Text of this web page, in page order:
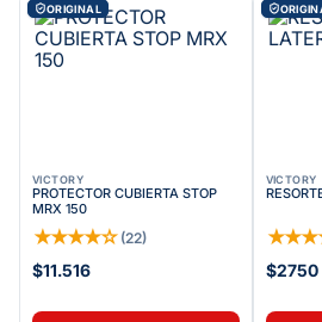
ORIGINAL
VICTORY
PROTECTOR CUBIERTA STOP
MRX 150
★★★★☆ (22)
$11.516
VICTORY
★★★
$2750